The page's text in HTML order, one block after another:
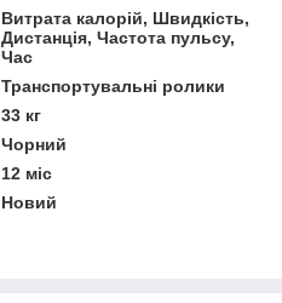
Витрата калорій, Швидкість,
Дистанція, Частота пульсу,
Час
Транспортувальні ролики
33 кг
Чорний
12 міс
Новий